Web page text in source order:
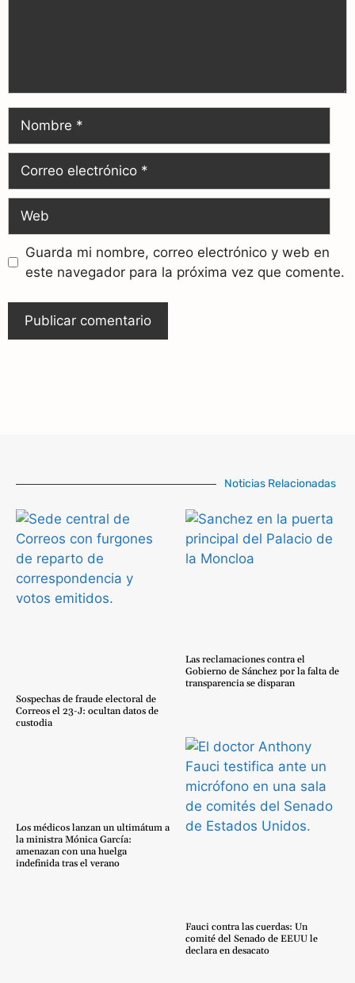
Guarda mi nombre, correo electrónico y web en
este navegador para la próxima vez que comente.
Noticias Relacionadas
Sospechas de fraude electoral de
Correos el 23-J: ocultan datos de
custodia
Las reclamaciones contra el
Gobierno de Sánchez por la falta de
transparencia se disparan
Los médicos lanzan un ultimátum a
la ministra Mónica García:
amenazan con una huelga
indefinida tras el verano
Fauci contra las cuerdas: Un
comité del Senado de EEUU le
declara en desacato